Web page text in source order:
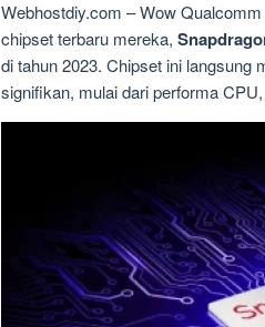
Webhostdiy.com – Wow
chipset terbaru mereka,
di tahun 2023. Chipset ini langsung
signifikan, mulai dari performa